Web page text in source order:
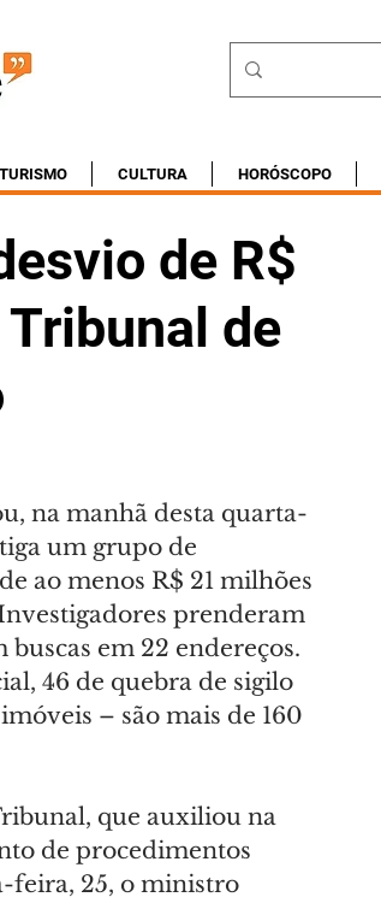
TURISMO CULTURA HORÓSCOPO
de R$
de
na manhã desta quarta-
um grupo de
ao menos R$ 21 milhões
prenderam
em 22 endereços.
46 de quebra de sigilo
– são mais de 160
que auxiliou na
de procedimentos
feira, 25, o ministro